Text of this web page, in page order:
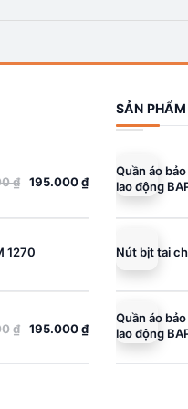
₫ 195.000₫
1270
₫ 195.000₫
SẢN
Quần áo
lao động
Giá
là:
Giá
tại
195.000 ₫.
Nút bịt tai
Quần áo
lao động
Giá
là:
Giá
tại